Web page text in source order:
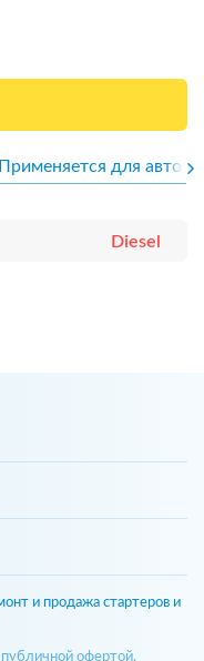
Применяется для авто
Diesel
и продажа стартеров и
офертой,